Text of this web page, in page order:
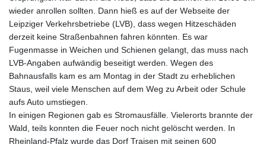
wieder anrollen sollten. Dann hieß es auf der Webseite der
Leipziger Verkehrsbetriebe (LVB), dass wegen Hitzeschäden
derzeit keine Straßenbahnen fahren könnten. Es war
Fugenmasse in Weichen und Schienen gelangt, das muss nach
LVB-Angaben aufwändig beseitigt werden. Wegen des
Bahnausfalls kam es am Montag in der Stadt zu erheblichen
Staus, weil viele Menschen auf dem Weg zu Arbeit oder Schule
aufs Auto umstiegen.
In einigen Regionen gab es Stromausfälle. Vielerorts brannte der
Wald, teils konnten die Feuer noch nicht gelöscht werden. In
Rheinland-Pfalz wurde das Dorf Traisen mit seinen 600